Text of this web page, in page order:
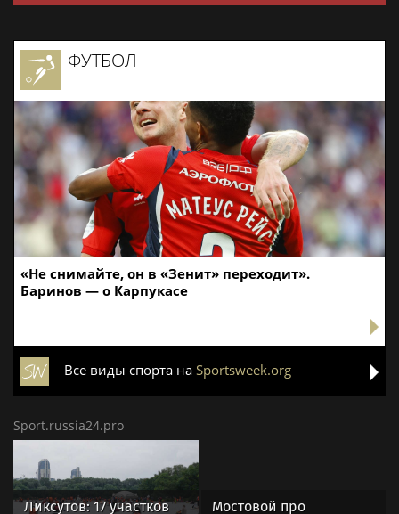
«Не снимайте, он в «Зенит» переходит».
Баринов — о Карпукасе
ФУТБОЛ
Все виды спорта на Sportsweek.org
Sport.russia24.pro
Ликсутов: 17 участков
Мостовой про